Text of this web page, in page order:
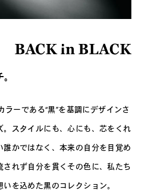
ーである“黒”を基調にデザインさ
。スタイルにも、心にも、芯をくれ
誰かではなく、本来の自分を目覚め
されず自分を貫くその色に、私たち
を込めた黒のコレクション。